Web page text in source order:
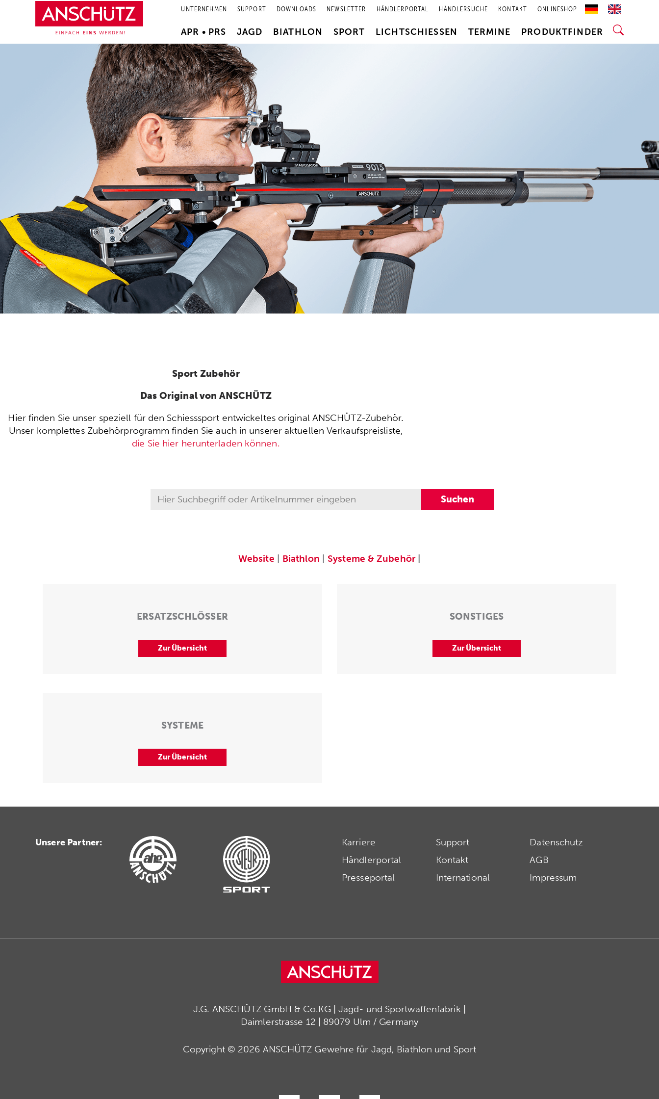
UNTERNEHMEN SUPPORT DOWNLOADS NEWSLETTER HÄNDLERPORTAL HÄNDLERSUCHE KONTAKT ONLINESHOP
APR • PRS JAGD BIATHLON SPORT LICHTSCHIESSEN TERMINE PRODUKTFINDER
Sport Zubehör
Das Original von ANSCHÜTZ
Hier finden Sie unser speziell für den Schiesssport entwickeltes original ANSCHÜTZ-Zubehör.
Unser komplettes Zubehörprogramm finden Sie auch in unserer aktuellen Verkaufspreisliste,
die Sie hier herunterladen können.
Website Biathlon |Systeme & Zubehör|
ERSATZSCHLÖSSER
Zur Übersicht
SONSTIGES
Zur Übersicht
SYSTEME
Zur Übersicht
Unsere Partner:
Karriere
Händlerportal
Presseportal
Support
Kontakt
International
Datenschutz
AGB
Impressum
J.G. ANSCHÜTZ GmbH & Co.KG | Jagd- und Sportwaffenfabrik |
Daimlerstrasse 12 | 89079 Ulm / Germany
Copyright © 2026 ANSCHÜTZ Gewehre für Jagd, Biathlon und Sport